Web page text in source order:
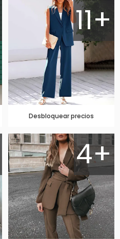
11+
Desbloquear precios
4+